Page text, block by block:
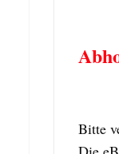
Bitte